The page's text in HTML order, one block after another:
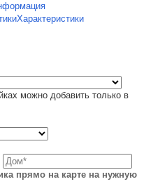
Характеристики
можно добавить только в
прямо на карте на нужную